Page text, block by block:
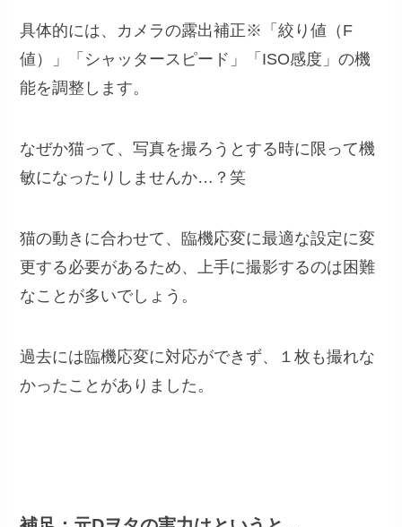
具体的には、カメラの露出補正※「絞り値（F
値）」「シャッタースピード」「ISO感度」の機
能を調整します。
なぜか猫って、写真を撮ろうとする時に限って機
敏になったりしませんか…？笑
猫の動きに合わせて、臨機応変に最適な設定に変
更する必要があるため、上手に撮影するのは困難
なことが多いでしょう。
過去には臨機応変に対応ができず、１枚も撮れな
かったことがありました。